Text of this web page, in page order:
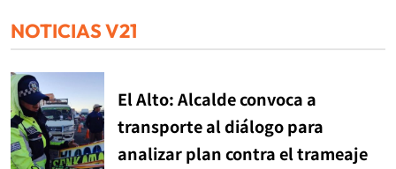
NOTICIAS V21
El Alto: Alcalde convoca a
transporte al diálogo para
analizar plan contra el trameaje